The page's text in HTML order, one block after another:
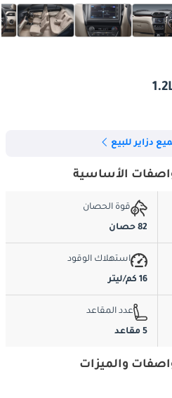
دزاير للبيع
قوة الحصان
82 حصان
استهلاك الوقود
16 كم/ليتر
عدد المقاعد
5 مقاعد